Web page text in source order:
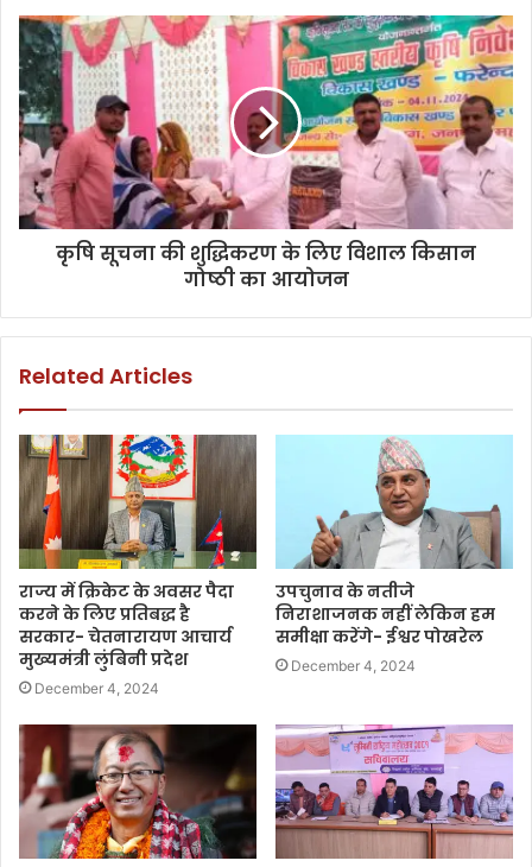
कृषि सूचना की शुद्धिकरण के लिए विशाल किसान
गोष्ठी का आयोजन
Related Articles
राज्य में क्रिकेट के अवसर पैदा
करने के लिए प्रतिबद्ध है
सरकार- चेतनारायण आचार्य
मुख्यमंत्री लुंबिनी प्रदेश
December 4, 2024
उपचुनाव के नतीजे
निराशाजनक नहीं लेकिन हम
समीक्षा करेंगे- ईश्वर पोखरेल
December 4, 2024